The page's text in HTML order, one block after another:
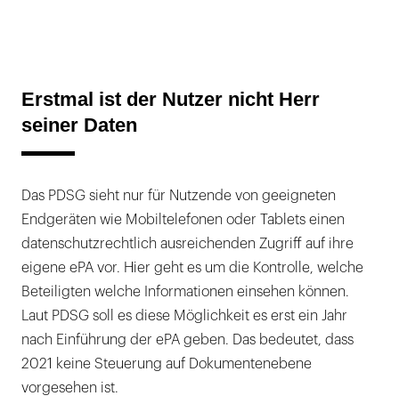
Erstmal ist der Nutzer nicht Herr
seiner Daten
Das PDSG sieht nur für Nutzende von geeigneten
Endgeräten wie Mobiltelefonen oder Tablets einen
datenschutzrechtlich ausreichenden Zugriff auf ihre
eigene ePA vor. Hier geht es um die Kontrolle, welche
Beteiligten welche Informationen einsehen können.
Laut PDSG soll es diese Möglichkeit es erst ein Jahr
nach Einführung der ePA geben. Das bedeutet, dass
2021 keine Steuerung auf Dokumentenebene
vorgesehen ist.